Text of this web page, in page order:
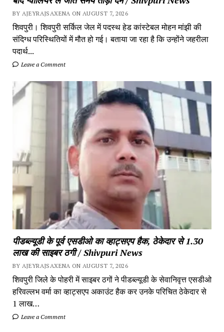
BY AJEYRAJSAXENA ON AUGUST 7, 2026
शिवपुरी। शिवपुरी सर्किल जेल में पदस्थ हेड कांस्टेबल मोहन मांझी की
संदिग्ध परिस्थितियों में मौत हो गई। बताया जा रहा है कि उन्होंने जहरीला
पदार्थ...
Leave a Comment
पीडब्ल्यूडी के पूर्व एसडीओ का व्हाट्सएप हैक, ठेकेदार से 1.30
लाख की साइबर ठगी / Shivpuri News
BY AJEYRAJSAXENA ON AUGUST 7, 2026
शिवपुरी जिले के पोहरी में साइबर ठगों ने पीडब्ल्यूडी के सेवानिवृत्त एसडीओ
हरिवल्लभ वर्मा का व्हाट्सएप अकाउंट हैक कर उनके परिचित ठेकेदार से
1 लाख…
Leave a Comment